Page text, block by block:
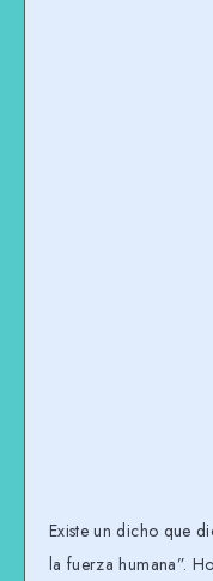
Existe un dicho que
la fuerza humana”.